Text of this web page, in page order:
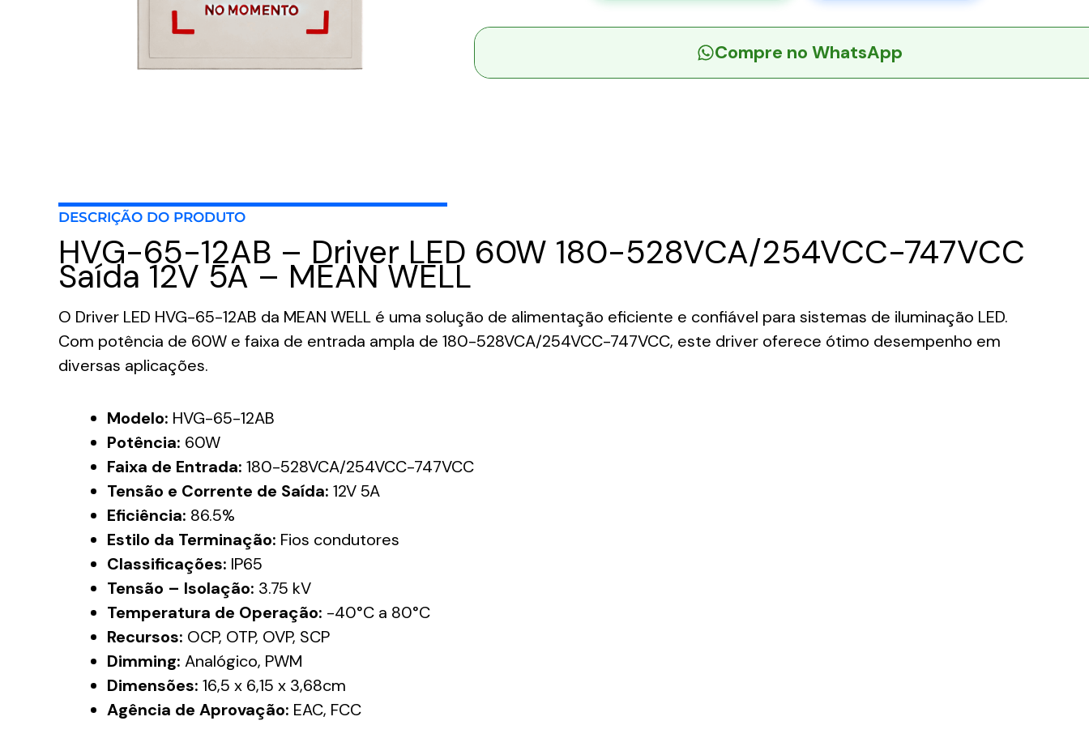
Driver
60W
MEAN
WELL
Compre no WhatsApp
DESCRIÇÃO DO PRODUTO
HVG-65-12AB – Driver LED 60W 180-528VCA/254VCC-747VCC
Saída 12V 5A – MEAN WELL
O Driver LED HVG-65-12AB da MEAN WELL é uma solução de alimentação eficiente e confiável para sistemas de iluminação LED.
Com potência de 60W e faixa de entrada ampla de 180-528VCA/254VCC-747VCC, este driver oferece ótimo desempenho em
diversas aplicações.
Modelo: HVG-65-12AB
Potência: 60W
Faixa de Entrada: 180-528VCA/254VCC-747VCC
Tensão e Corrente de Saída: 12V 5A
Eficiência: 86.5%
Estilo da Terminação: Fios condutores
Classificações: IP65
Tensão – Isolação: 3.75 kV
Temperatura de Operação: -40°C a 80°C
Recursos: OCP, OTP, OVP, SCP
Dimming: Analógico, PWM
Dimensões: 16,5 x 6,15 x 3,68cm
Agência de Aprovação: EAC, FCC